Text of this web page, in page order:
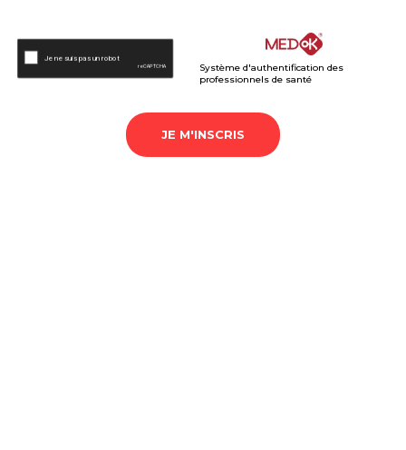
Système d'authentification des
professionnels de santé
JE M'INSCRIS